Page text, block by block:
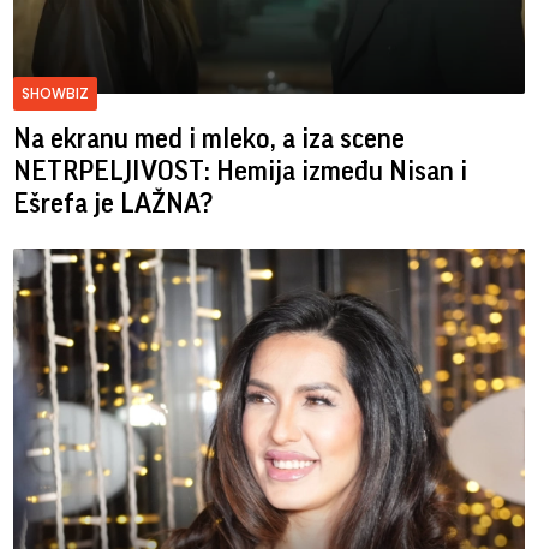
SHOWBIZ
Na ekranu med i mleko, a iza scene
NETRPELJIVOST: Hemija između Nisan i
Ešrefa je LAŽNA?